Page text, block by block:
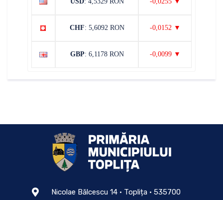
CHF: 5,6092 RON -0,0152 ▼
GBP: 6,1178 RON -0,0099 ▼
Nicolae Bălcescu 14 • Toplița • 535700